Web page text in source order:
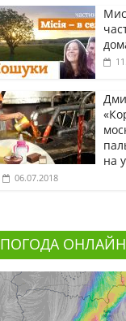
на
06.07.2018
ПОГОДА ОНЛАЙН